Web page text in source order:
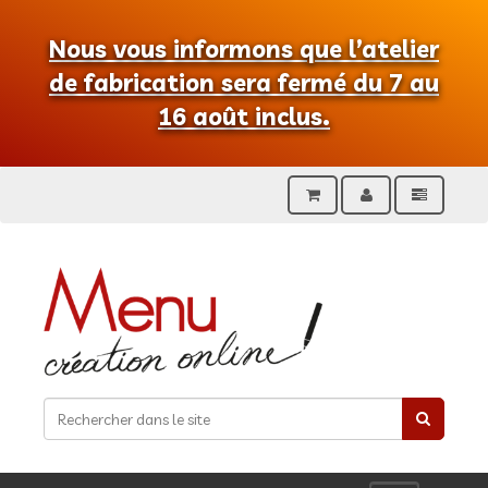
Nous vous informons que l’atelier
de fabrication sera fermé du 7 au
16 août inclus.